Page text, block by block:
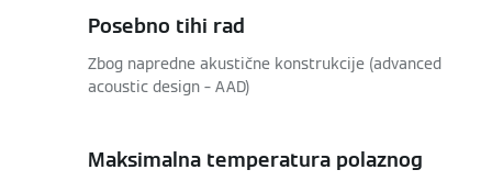
Posebno tihi rad
Zbog napredne akustične konstrukcije (advanced
acoustic design – AAD)
Maksimalna temperatura polaznog